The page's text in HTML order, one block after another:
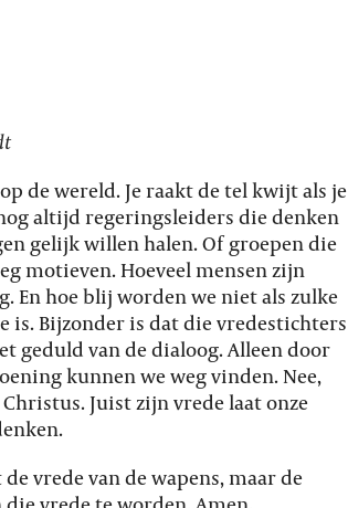
de wereld. Je raakt de tel kwijt als je
altijd regeringsleiders die denken
gelijk willen halen. Of groepen die
motieven. Hoeveel mensen zijn
En hoe blij worden we niet als zulke
is. Bijzonder is dat die vredestichters
geduld van de dialoog. Alleen door
kunnen we weg vinden. Nee,
Juist zijn vrede laat onze
vrede van de wapens, maar de